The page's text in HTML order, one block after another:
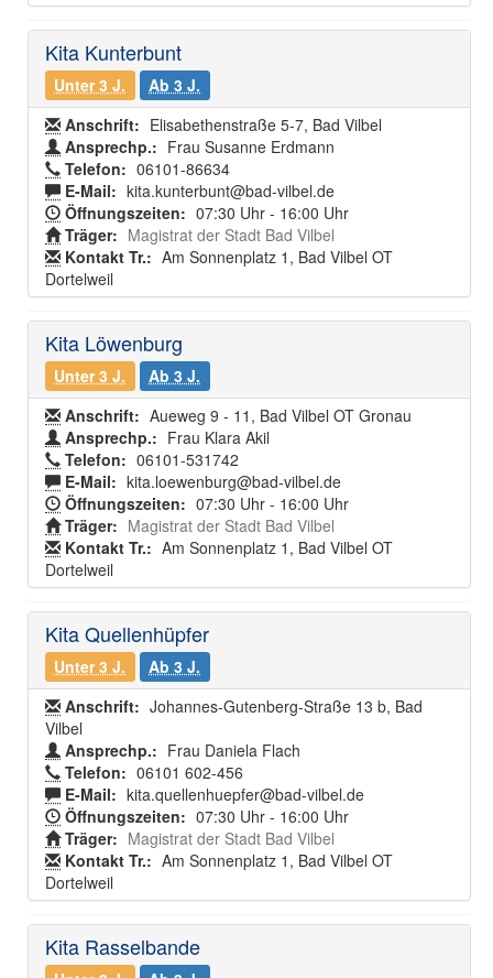
Kita Kunterbunt
Unter 3 J.
Ab 3 J.
Anschrift: Elisabethenstraße 5-7, Bad Vilbel
Ansprechp.: Frau Susanne Erdmann
Telefon: 06101-86634
E-Mail: kita.kunterbunt@bad-vilbel.de
Öffnungszeiten: 07:30 Uhr - 16:00 Uhr
Träger: Magistrat der Stadt Bad Vilbel
Kontakt Tr.: Am Sonnenplatz 1, Bad Vilbel OT
Dortelweil
Kita Löwenburg
Unter 3 J.
Ab 3 J.
Anschrift: Aueweg 9 - 11, Bad Vilbel OT Gronau
Ansprechp.: Frau Klara Akil
Telefon: 06101-531742
E-Mail: kita.loewenburg@bad-vilbel.de
Öffnungszeiten: 07:30 Uhr - 16:00 Uhr
Träger: Magistrat der Stadt Bad Vilbel
Kontakt Tr.: Am Sonnenplatz 1, Bad Vilbel OT
Dortelweil
Kita Quellenhüpfer
Unter 3 J.
Ab 3 J.
Anschrift: Johannes-Gutenberg-Straße 13 b, Bad
Vilbel
Ansprechp.: Frau Daniela Flach
Telefon: 06101 602-456
E-Mail: kita.quellenhuepfer@bad-vilbel.de
Öffnungszeiten: 07:30 Uhr - 16:00 Uhr
Träger: Magistrat der Stadt Bad Vilbel
Kontakt Tr.: Am Sonnenplatz 1, Bad Vilbel OT
Dortelweil
Kita Rasselbande